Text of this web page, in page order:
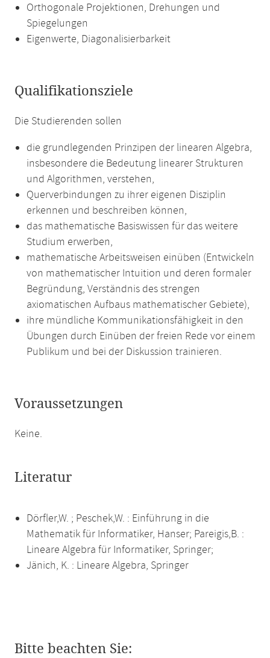
Orthogonale Projektionen, Drehungen und
Spiegelungen
Eigenwerte, Diagonalisierbarkeit
Qualifikationsziele
Die Studierenden sollen
die grundlegenden Prinzipen der linearen Algebra,
insbesondere die Bedeutung linearer Strukturen
und Algorithmen, verstehen,
Querverbindungen zu ihrer eigenen Disziplin
erkennen und beschreiben können,
das mathematische Basiswissen für das weitere
Studium erwerben,
mathematische Arbeitsweisen einüben (Entwickeln
von mathematischer Intuition und deren formaler
Begründung, Verständnis des strengen
axiomatischen Aufbaus mathematischer Gebiete),
ihre mündliche Kommunikationsfähigkeit in den
Übungen durch Einüben der freien Rede vor einem
Publikum und bei der Diskussion trainieren.
Voraussetzungen
Keine.
Literatur
Dörfler,W. ; Peschek,W. : Einführung in die
Mathematik für Informatiker, Hanser; Pareigis,B. :
Lineare Algebra für Informatiker, Springer;
Jänich, K. : Lineare Algebra, Springer
Bitte beachten Sie: